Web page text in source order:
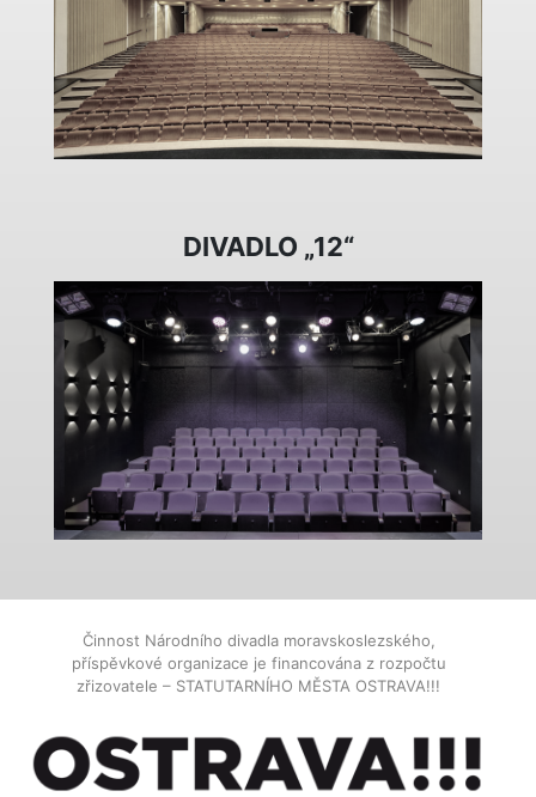
DIVADLO „12“
Činnost Národního divadla moravskoslezského,
příspěvkové organizace je financována z rozpočtu
zřizovatele – STATUTARNÍHO MĚSTA OSTRAVA!!!